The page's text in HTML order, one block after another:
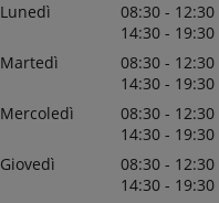
Lunedì
08:30 - 12:30
14:30 - 19:30
Martedì
08:30 - 12:30
14:30 - 19:30
Mercoledì
08:30 - 12:30
14:30 - 19:30
Giovedì
08:30 - 12:30
14:30 - 19:30